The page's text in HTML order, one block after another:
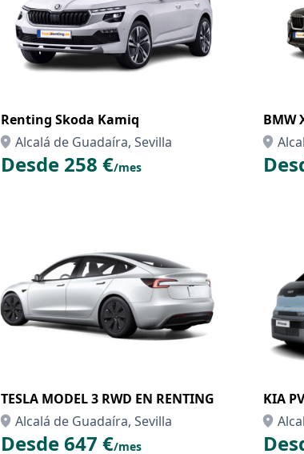
Renting Skoda Kamiq
Alcalá de Guadaíra, Sevilla
Desde 258 €/mes
BMW
TESLA MODEL 3 RWD EN RENTING
Alcalá de Guadaíra, Sevilla
Desde 647 €/mes
KIA